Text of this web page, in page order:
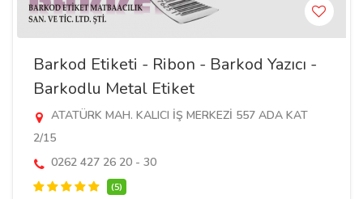
Barkod Etiketi - Ribon - Barkod Yazıcı -
Barkodlu Metal Etiket
ATATÜRK MAH. KALICI İŞ MERKEZİ 557 ADA KAT
2/15
0262 427 26 20 - 30
(5)